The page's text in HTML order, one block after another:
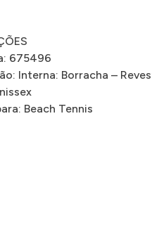
675496
Interna: Borracha –
Beach Tennis